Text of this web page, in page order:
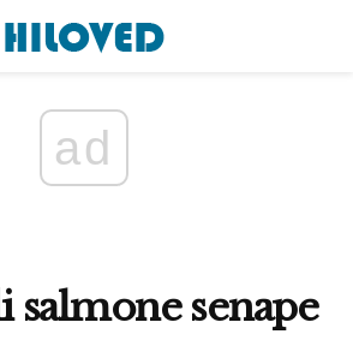
ad
salmone senape